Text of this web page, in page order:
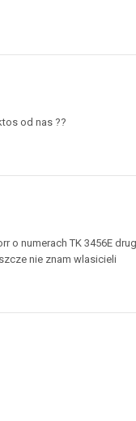
od nas ??
numerach TK 3456E
nie znam wlasicieli